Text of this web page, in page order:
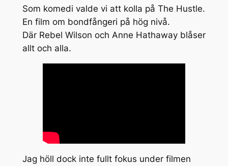
Som komedi valde vi att kolla på The Hustle.
En film om bondfångeri på hög nivå.
Där Rebel Wilson och Anne Hathaway blåser
allt och alla.
Jag höll dock inte fullt fokus under filmen